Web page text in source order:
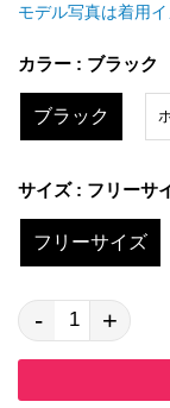
モデル写真は着用イ
カラー : ブラック
ブラック
サイズ : フリーサ
フリーサイズ
- +